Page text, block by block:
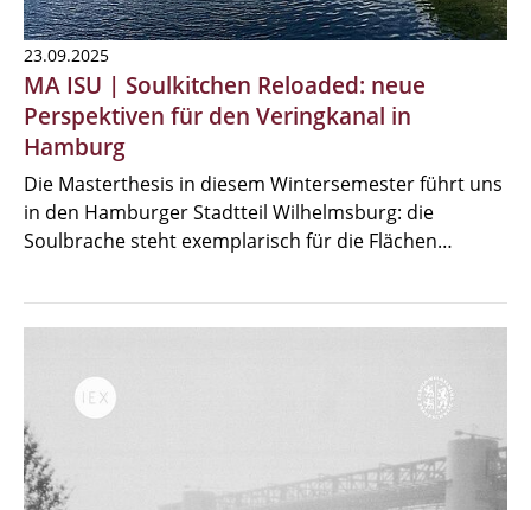
23.09.2025
MA ISU | Soulkitchen Reloaded: neue
Perspektiven für den Veringkanal in
Hamburg
Die Masterthesis in diesem Wintersemester führt uns
in den Hamburger Stadtteil Wilhelmsburg: die
Soulbrache steht exemplarisch für die Flächen…